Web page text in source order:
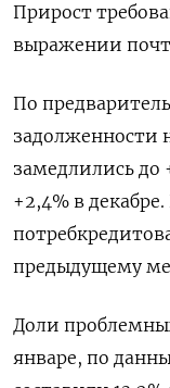
Прирост
выражении
По
задолженности
замедлились до
+2,4% в
предыдущему
Доли
январе, по